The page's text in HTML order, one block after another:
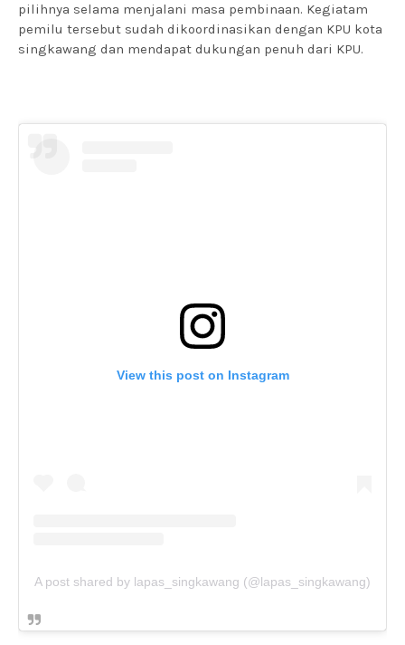
pilihnya selama menjalani masa pembinaan. Kegiatam
pemilu tersebut sudah dikoordinasikan dengan KPU kota
singkawang dan mendapat dukungan penuh dari KPU.
View this post on Instagram
A post shared by lapas_singkawang (@lapas_singkawang)